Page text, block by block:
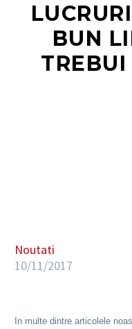
BUN
Noutati
10/11/2017
In multe dintre articolele